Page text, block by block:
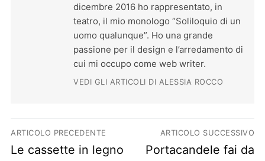
dicembre 2016 ho rappresentato, in
teatro, il mio monologo “Soliloquio di un
uomo qualunque”. Ho una grande
passione per il design e l’arredamento di
cui mi occupo come web writer.
VEDI GLI ARTICOLI DI ALESSIA ROCCO
Navigazione articoli
ARTICOLO PRECEDENTE
Previous post:
Le cassette in legno
ARTICOLO SUCCESSIVO
Next post:
Portacandele fai da